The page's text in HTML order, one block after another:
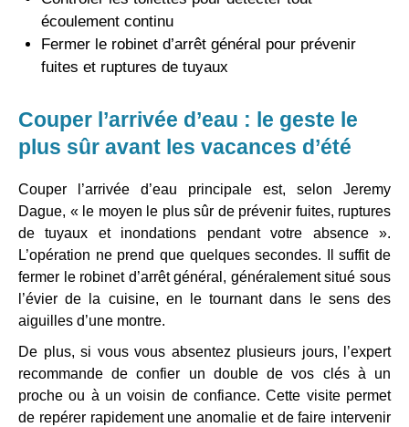
écoulement continu
Fermer le robinet d’arrêt général pour prévenir
fuites et ruptures de tuyaux
Couper l’arrivée d’eau : le geste le
plus sûr avant les vacances d’été
Couper l’arrivée d’eau principale est, selon Jeremy
Dague, « le moyen le plus sûr de prévenir fuites, ruptures
de tuyaux et inondations pendant votre absence ».
L’opération ne prend que quelques secondes. Il suffit de
fermer le robinet d’arrêt général, généralement situé sous
l’évier de la cuisine, en le tournant dans le sens des
aiguilles d’une montre.
De plus, si vous vous absentez plusieurs jours, l’expert
recommande de confier un double de vos clés à un
proche ou à un voisin de confiance. Cette visite permet
de repérer rapidement une anomalie et de faire intervenir